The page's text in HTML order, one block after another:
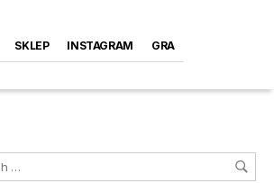
SKLEP INSTAGRAM GRA